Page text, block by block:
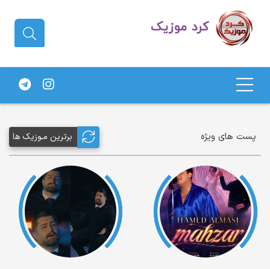
پست های ویژه برترین مـوزیک ها